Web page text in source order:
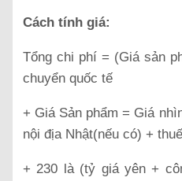
Cách tính giá:
Tổng chi phí = (Giá sản
chuyển quốc tế
+ Giá Sản phẩm = Giá
nội địa Nhật(nếu có) +
+ 230 là (tỷ giá yên +